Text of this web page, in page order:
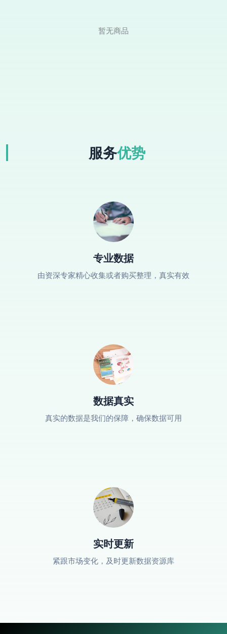
暂无商品
服务优势
专业数据
由资深专家精心收集或者购买整理，真实有效
数据真实
真实的数据是我们的保障，确保数据可用
实时更新
紧跟市场变化，及时更新数据资源库